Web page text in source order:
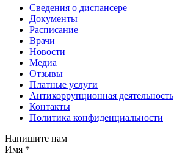
Сведения о диспансере
Документы
Расписание
Врачи
Новости
Медиа
Отзывы
Платные услуги
Антикоррупционная деятельность
Контакты
Политика конфиденциальности
Напишите нам
Имя *